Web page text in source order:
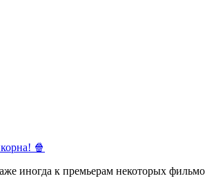
🍿
иногда к премьерам некоторых